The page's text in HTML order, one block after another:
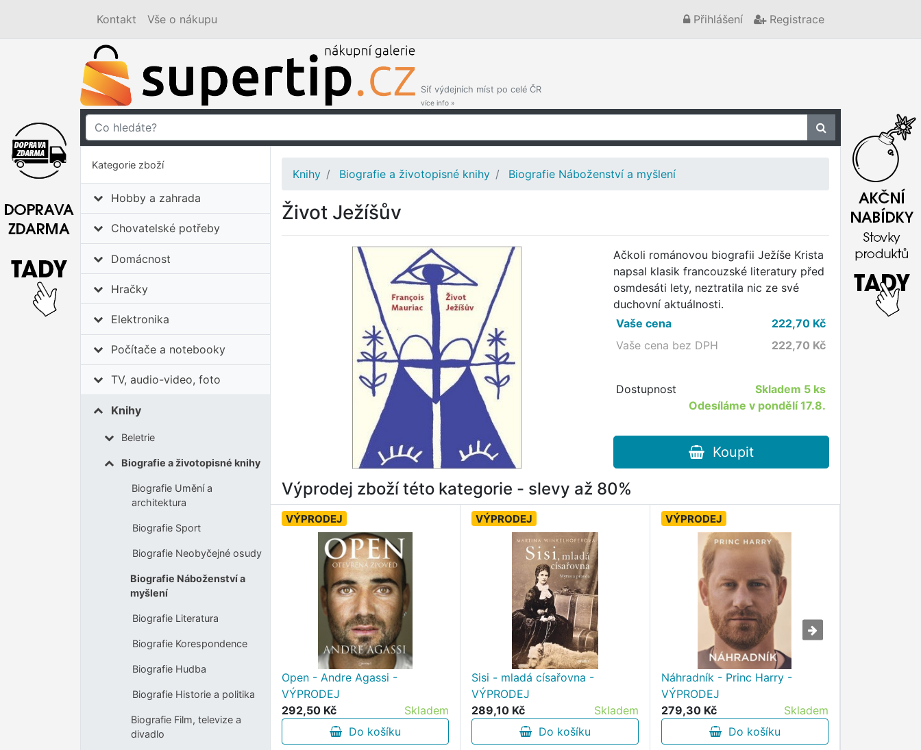
Kontakt Vše o nákupu Přihlášení Registrace
Síť výdejních míst po celé ČR
více info »
Kategorie zboží
Hobby a zahrada
Chovatelské potřeby
Domácnost
Hračky
Elektronika
Počítače a notebooky
TV, audio-video, foto
Knihy
Beletrie
Biografie a životopisné knihy
Biografie Umění a
architektura
Biografie Sport
Biografie Neobyčejné osudy
Biografie Náboženství a
myšlení
Biografie Literatura
Biografie Korespondence
Biografie Hudba
Biografie Historie a politika
Biografie Film, televize a
divadlo
Knihy Biografie a životopisné knihy Biografie Náboženství a myšlení
Život Ježíšův
Ačkoli románovou biografii Ježíše Krista
napsal klasik francouzské literatury před
osmdesáti lety, neztratila nic ze své
duchovní aktuálnosti.
Vaše cena
222,70Kč
Vaše cena bez DPH
222,70 Kč
Dostupnost Skladem 5 ks
Odesíláme v pondělí 17.8.
Koupit
Výprodej zboží této kategorie - slevy až 80%
VÝPRODEJ
Open - Andre Agassi -
VÝPRODEJ
292,50 Kč
Skladem
Do košíku
VÝPRODEJ
Sisi - mladá císařovna -
VÝPRODEJ
289,10 Kč
Skladem
Do košíku
VÝPRODEJ
Náhradník - Princ Harry -
VÝPRODEJ
279,30 Kč
Skladem
Do košíku